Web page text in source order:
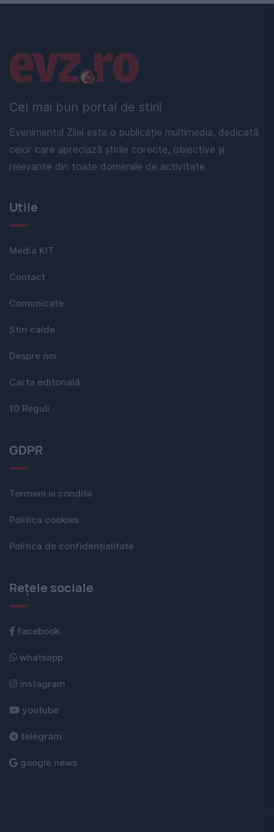
Cel mai bun portal de stiri!
Evenimentul Zilei este o publicație multimedia, dedicată
celor care apreciază știrile corecte, obiective și
relevante din toate domeniile de activitate
Linkuri utile
Utile
Media KIT
Contact
Comunicate
Stiri calde
Despre noi
Carta editorială
10 Reguli
GDPR
Termeni si conditii
Politica cookies
Politica de confidențialitate
Rețele sociale
facebook
whatsapp
instagram
youtube
telegram
google news